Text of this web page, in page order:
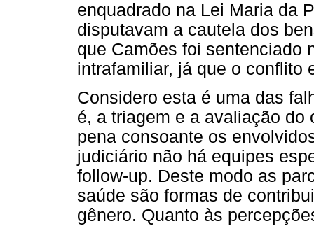
enquadrado na Lei Maria da
disputavam a cautela dos
que Camões foi sentenciado
intrafamiliar, já que o conflito
Considero esta é uma das
é, a triagem e a avaliação
pena consoante os
judiciário não há equipes
follow-up. Deste modo as
saúde são formas de
gênero. Quanto às